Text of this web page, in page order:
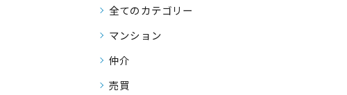
全てのカテゴリー
マンション
仲介
売買